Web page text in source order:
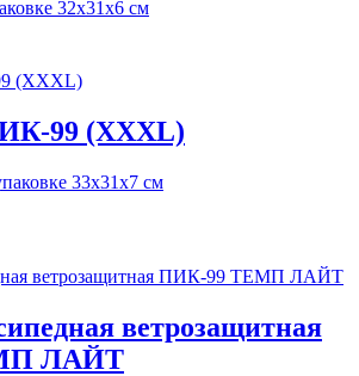
32х31х6 см
99 (XXXL)
33х31х7 см
ветрозащитная
ЛАЙТ